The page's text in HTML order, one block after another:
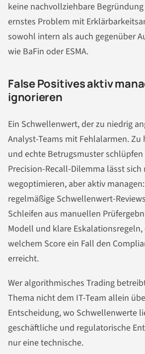
keine nachvollziehbare
ernstes Problem mit
sowohl intern als auch gegenüber
wie BaFin oder ESMA.
False Positives aktiv
ignorieren
Ein Schwellenwert, der zu niedrig
Analyst-Teams mit Fehlalarmen. Zu
und echte Betrugsmuster schlüpfen
Precision-Recall-Dilemma lässt
wegoptimieren, aber aktiv
regelmäßige Schwellenwert-
Schleifen aus manuellen
Modell und klare
welchem Score ein Fall den
erreicht.
Wer algorithmisches Trading
Thema nicht dem IT-Team allein
Entscheidung, wo Schwellenwerte
geschäftliche und regulatorische
nur eine technische.